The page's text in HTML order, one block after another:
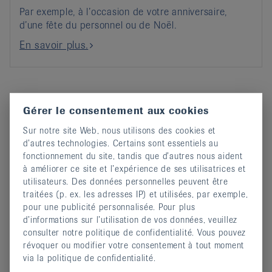
Par exemple, à l’occasion de votre anniversaire,
d’une fête du personnel ou de Noël.
En savoir plus.
Dons de condoléances
Gérer le consentement aux cookies
Sur notre site Web, nous utilisons des cookies et
d’autres technologies. Certains sont essentiels au
fonctionnement du site, tandis que d’autres nous aident
à améliorer ce site et l’expérience de ses utilisatrices et
utilisateurs. Des données personnelles peuvent être
traitées (p. ex. les adresses IP) et utilisées, par exemple,
pour une publicité personnalisée. Pour plus
d’informations sur l’utilisation de vos données, veuillez
consulter notre politique de confidentialité. Vous pouvez
révoquer ou modifier votre consentement à tout moment
via la politique de confidentialité.